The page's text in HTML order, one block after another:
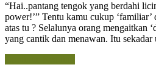
Sendiri
“Hai..pantang tengok yang berdahi
power!’” Tentu kamu cukup ‘familiar’
atas tu ? Selalunya orang mengaitkan
yang cantik dan menawan. Itu